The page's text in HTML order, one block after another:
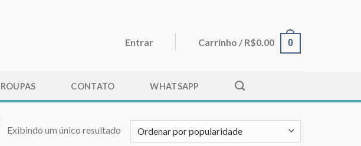
Entrar Carrinho / R$0.00 0
ROUPAS CONTATO WHATSAPP
Exibindo um único resultado